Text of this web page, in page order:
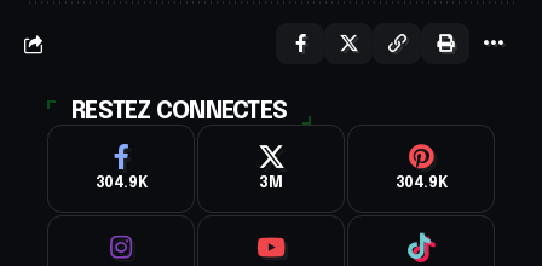
RESTEZ CONNECTES
304.9K 3M 304.9K